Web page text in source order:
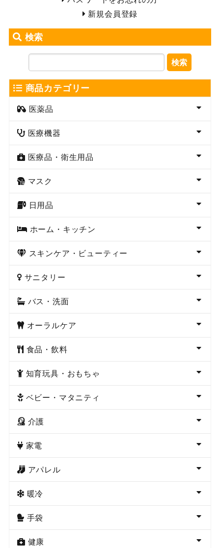
新規会員登録
検索
検索
商品カテゴリー
医薬品
医療機器
医療品・衛生用品
マスク
日用品
ホーム・キッチン
スキンケア・ビューティー
サニタリー
バス・洗面
オーラルケア
食品・飲料
知育玩具・おもちゃ
ベビー・マタニティ
介護
家電
アパレル
暖冷
手袋
健康